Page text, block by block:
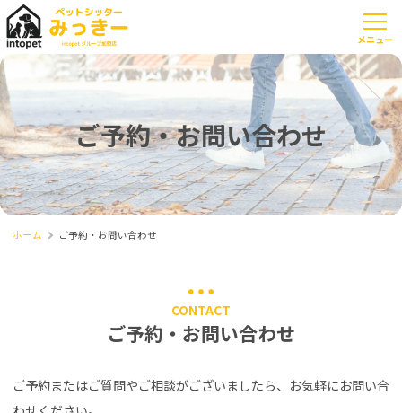
ご予約・お問い合わせ
ホーム ご予約・お問い合わせ
CONTACT
ご予約・お問い合わせ
ご予約またはご質問やご相談がございましたら、お気軽にお問い合